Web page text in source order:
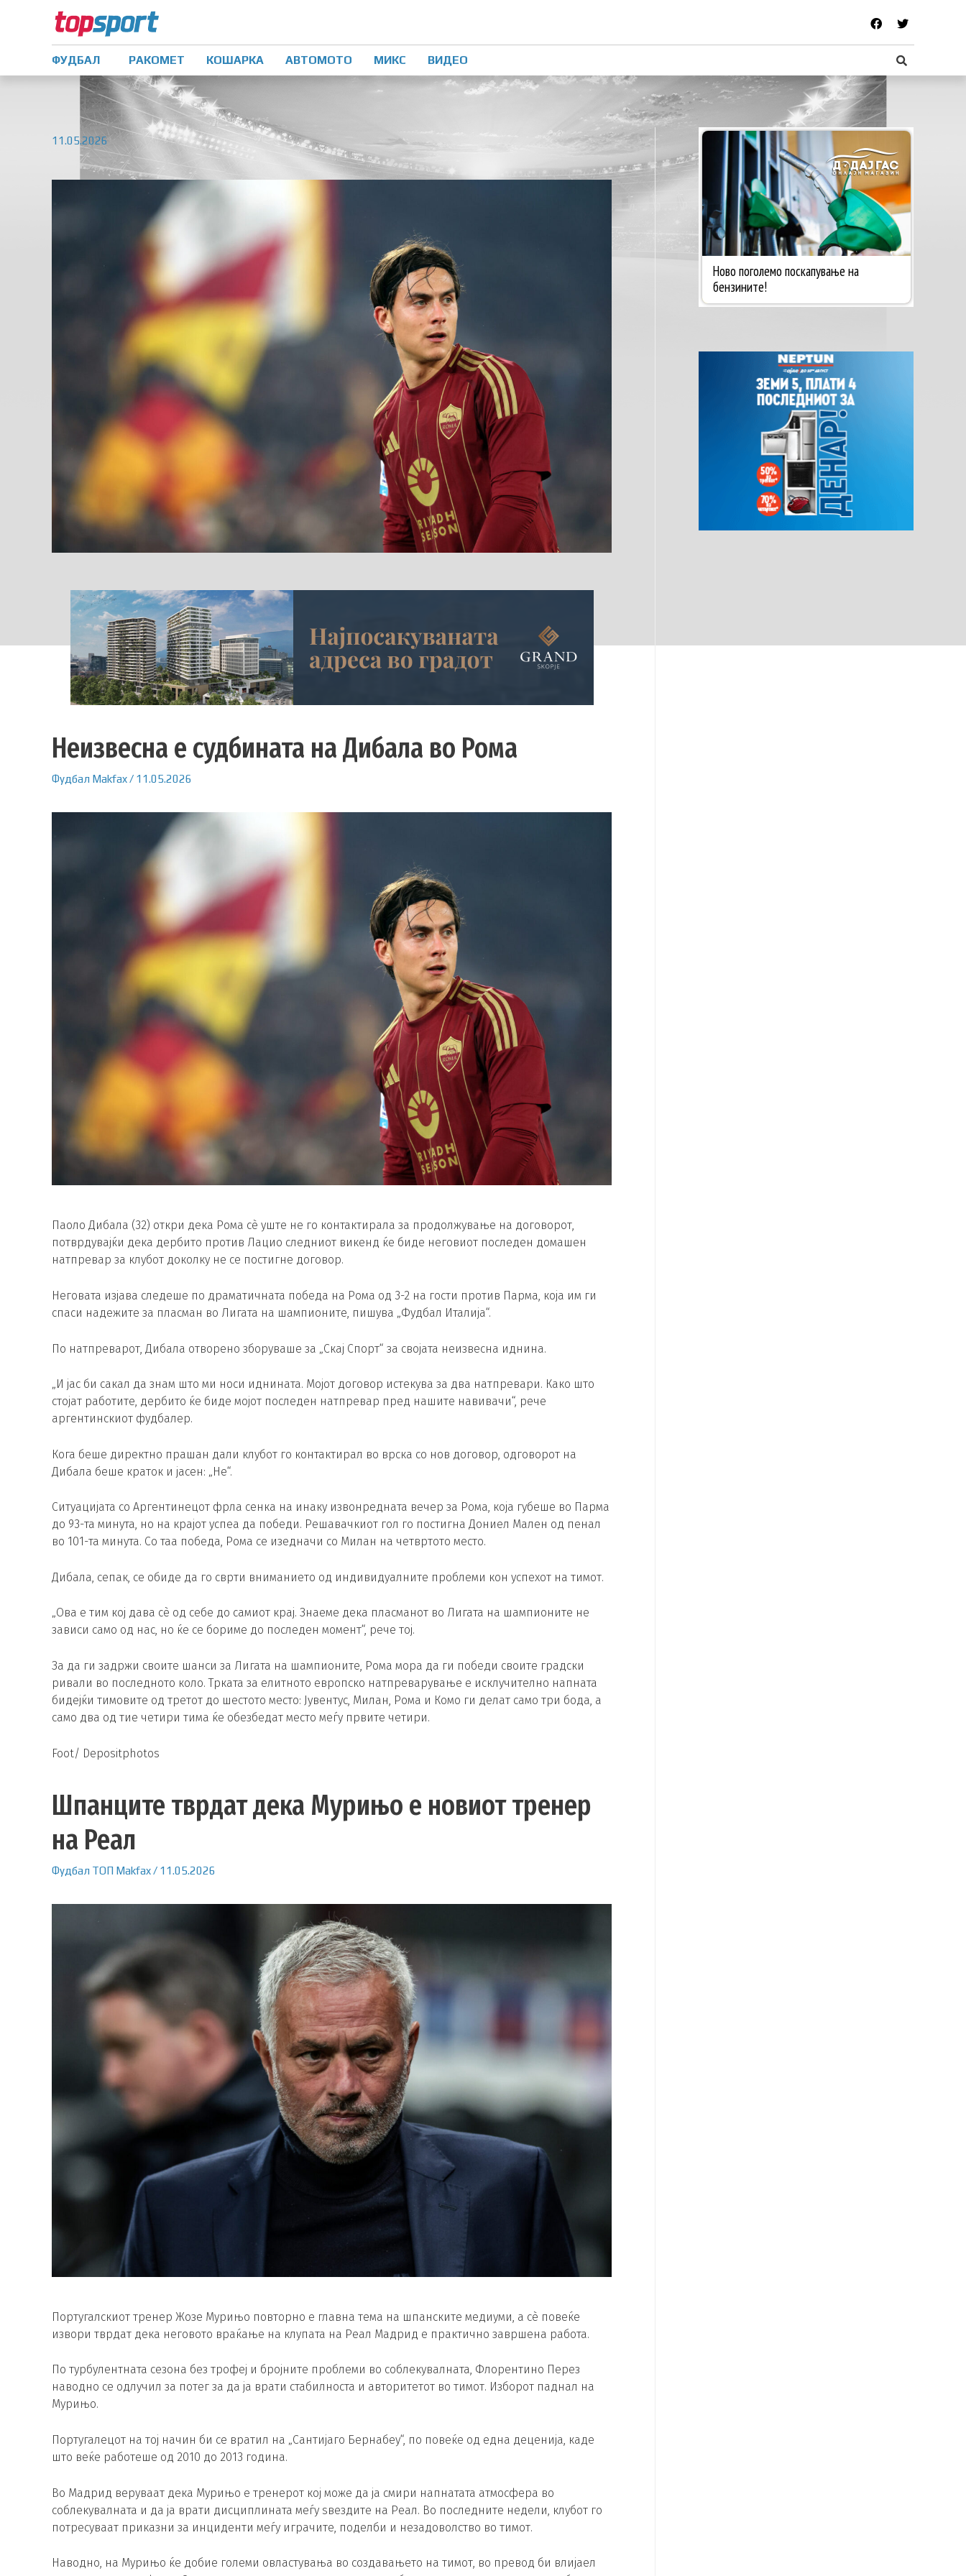
ФУДБАЛ РАКОМЕТ КОШАРКА АВТОМОТО МИКС ВИДЕО
11.05.2026
Неизвесна е судбината на Дибала во Рома
Фудбал Makfax/ 11.05.2026
Паоло Дибала (32) откри дека Рома сè уште не го контактирала за продолжување на договорот,
потврдувајќи дека дербито против Лацио следниот викенд ќе биде неговиот последен домашен
натпревар за клубот доколку не се постигне договор.
Неговата изјава следеше по драматичната победа на Рома од 3-2 на гости против Парма, која им ги
спаси надежите за пласман во Лигата на шампионите, пишува „Фудбал Италија“.
По натпреварот, Дибала отворено зборуваше за „Скај Спорт“ за својата неизвесна иднина.
„И јас би сакал да знам што ми носи иднината. Мојот договор истекува за два натпревари. Како што
стојат работите, дербито ќе биде мојот последен натпревар пред нашите навивачи“, рече
аргентинскиот фудбалер.
Кога беше директно прашан дали клубот го контактирал во врска со нов договор, одговорот на
Дибала беше краток и јасен: „Не“.
Ситуацијата со Аргентинецот фрла сенка на инаку извонредната вечер за Рома, која губеше во Парма
до 93-та минута, но на крајот успеа да победи. Решавачкиот гол го постигна Дониел Мален од пенал
во 101-та минута. Со таа победа, Рома се изедначи со Милан на четвртото место.
Дибала, сепак, се обиде да го сврти вниманието од индивидуалните проблеми кон успехот на тимот.
„Ова е тим кој дава сè од себе до самиот крај. Знаеме дека пласманот во Лигата на шампионите не
зависи само од нас, но ќе се бориме до последен момент“, рече тој.
За да ги задржи своите шанси за Лигата на шампионите, Рома мора да ги победи своите градски
ривали во последното коло. Трката за елитното европско натпреварување е исклучително напната
бидејќи тимовите од третот до шестото место: Јувентус, Милан, Рома и Комо ги делат само три бода, а
само два од тие четири тима ќе обезбедат место меѓу првите четири.
Foot/ Depositphotos
Шпанците тврдат дека Мурињо е новиот тренер
на Реал
Фудбал ТОП Makfax/ 11.05.2026
Португалскиот тренер Жозе Мурињо повторно е главна тема на шпанските медиуми, а сè повеќе
извори тврдат дека неговото враќање на клупата на Реал Мадрид е практично завршена работа.
По турбулентната сезона без трофеј и бројните проблеми во соблекувалната, Флорентино Перез
наводно се одлучил за потег за да ја врати стабилноста и авторитетот во тимот. Изборот паднал на
Мурињо.
Португалецот на тој начин би се вратил на „Сантијаго Бернабеу“, по повеќе од една деценија, каде
што веќе работеше од 2010 до 2013 година.
Во Мадрид веруваат дека Мурињо е тренерот кој може да ја смири напнатата атмосфера во
соблекувалната и да ја врати дисциплината меѓу ѕвездите на Реал. Во последните недели, клубот го
потресуваат приказни за инциденти меѓу играчите, поделби и незадоволство во тимот.
Наводно, на Мурињо ќе добие големи овластувања во создавањето на тимот, во превод би влијаел